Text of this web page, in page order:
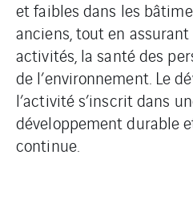
et faibles dans les
anciens, tout en
activités, la santé des
de l’environnement. Le
l’activité s’inscrit dans
développement durable
continue.